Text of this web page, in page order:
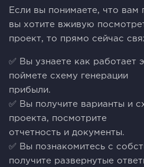
Если вы понимаете, что вам
вы хотите вживую
проект, то прямо сейчас
✅ Вы узнаете как работает
поймете схему генерации
прибыли.
✅ Вы получите варианты и
проекта, посмотрите
отчетность и документы.
✅ Вы познакомитесь с
получите развернутые